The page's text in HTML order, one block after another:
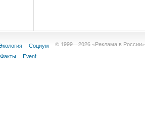
© 1999—2026 «Реклама в России»
Социум
Факты
Event